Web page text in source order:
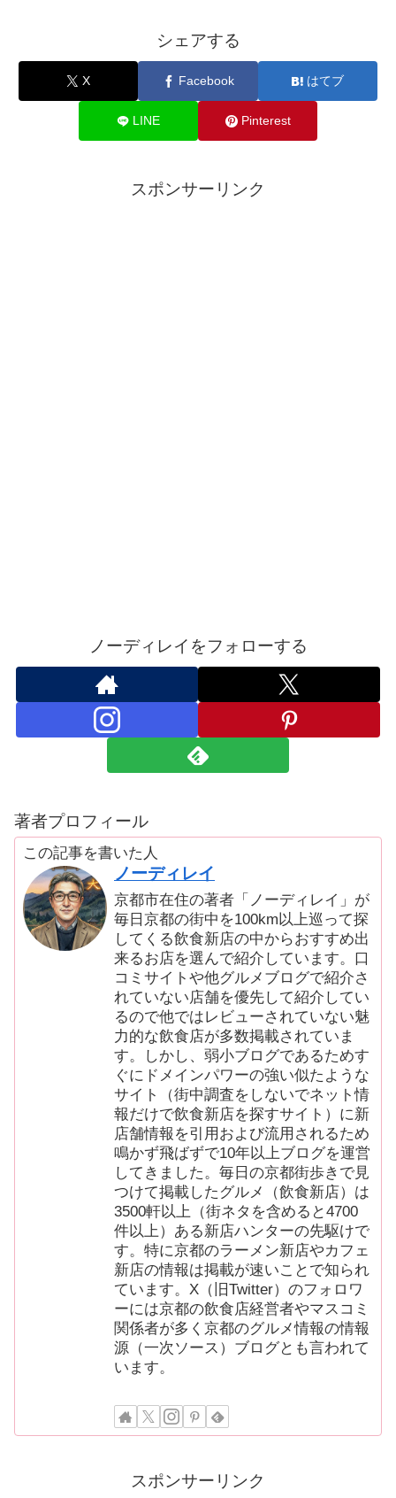
シェアする
X Facebook はてブ
LINE Pinterest
スポンサーリンク
ノーディレイをフォローする
著者プロフィール
この記事を書いた人
ノーディレイ
京都市在住の著者「ノーディレイ」が
毎日京都の街中を100km以上巡って探
してくる飲食新店の中からおすすめ出
来るお店を選んで紹介しています。口
コミサイトや他グルメブログで紹介さ
れていない店舗を優先して紹介してい
るので他ではレビューされていない魅
力的な飲食店が多数掲載されていま
す。しかし、弱小ブログであるためす
ぐにドメインパワーの強い似たような
サイト（街中調査をしないでネット情
報だけで飲食新店を探すサイト）に新
店舗情報を引用および流用されるため
鳴かず飛ばずで10年以上ブログを運営
してきました。毎日の京都街歩きで見
つけて掲載したグルメ（飲食新店）は
3500軒以上（街ネタを含めると4700
件以上）ある新店ハンターの先駆けで
す。特に京都のラーメン新店やカフェ
新店の情報は掲載が速いことで知られ
ています。X（旧Twitter）のフォロワ
ーには京都の飲食店経営者やマスコミ
関係者が多く京都のグルメ情報の情報
源（一次ソース）ブログとも言われて
います。
スポンサーリンク